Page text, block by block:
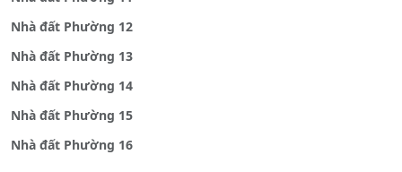
Nhà đất Phường 12
Nhà đất Phường 13
Nhà đất Phường 14
Nhà đất Phường 15
Nhà đất Phường 16